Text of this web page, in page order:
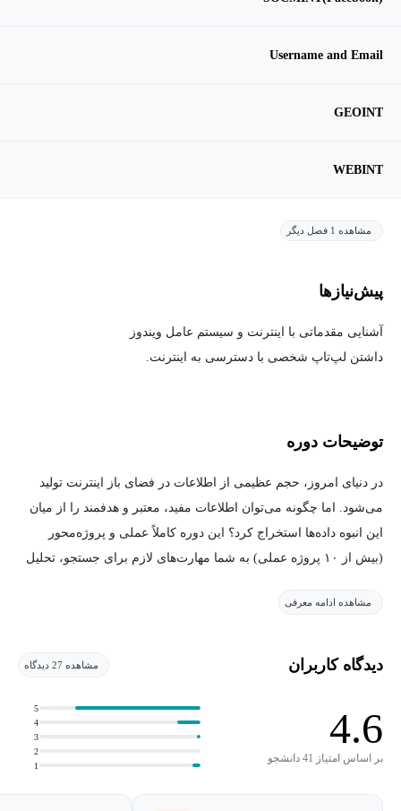
Username and Email
GEOINT
WEBINT
مشاهده 1 فصل دیگر
پیش‌نیاز‌ها
آشنایی مقدماتی با اینترنت و سیستم عامل ویندوز
داشتن لپ‌تاپ شخصی با دسترسی به اینترنت.
توضیحات دوره
در دنیای امروز، حجم عظیمی از اطلاعات در فضای باز اینترنت تولید
می‌شود. اما چگونه می‌توان اطلاعات مفید، معتبر و هدفمند را از میان
این انبوه داده‌ها استخراج کرد؟ این دوره کاملاً عملی و پروژه‌محور
(بیش از ۱۰ پروژه عملی) به شما مهارت‌های لازم برای جستجو، تحلیل
می‌دهد. بدون نیاز به هک، نفوذ یا ابزارهای غیرمجاز، صرفاً با تکیه بر
مخاطبین دوره:
کارشناسان امنیت سایبری
خبرنگاران تحقیقی
مشاهده ادامه معرفی
دیدگاه کاربران مشاهده 27 دیدگاه
4.6
بر اساس امتیاز 41 دانشجو
1
2
3
4
5